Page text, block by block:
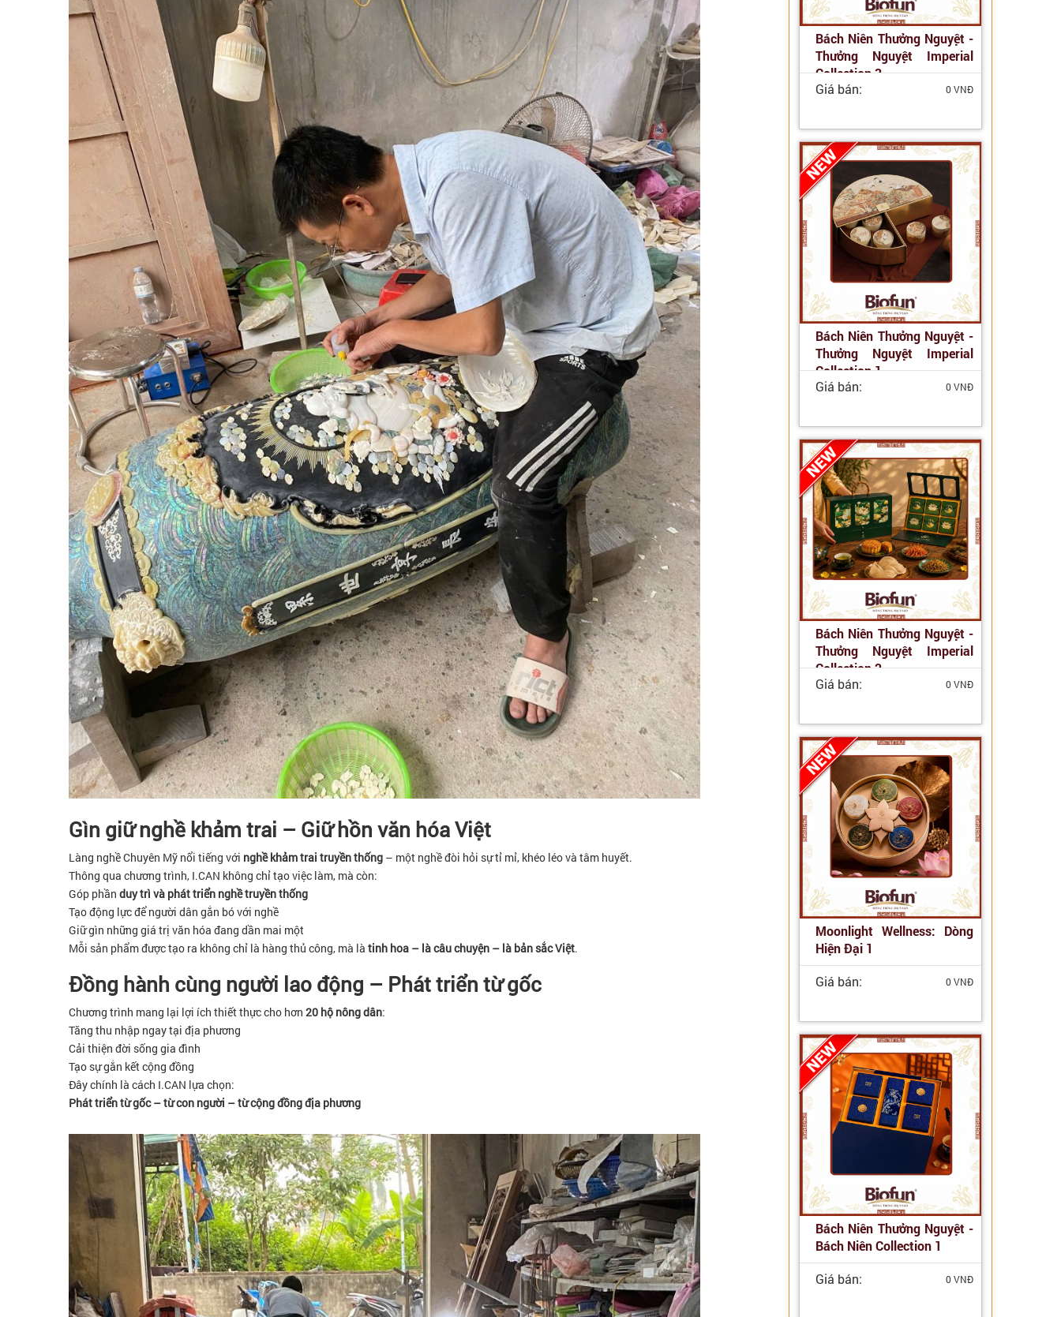
Gìn giữ nghề khảm trai – Giữ hồn văn hóa Việt
Làng nghề Chuyên Mỹ nổi tiếng với nghề khảm trai truyền thống – một nghề đòi hỏi sự tỉ mỉ, khéo léo và tâm huyết.
Thông qua chương trình, I.CAN không chỉ tạo việc làm, mà còn:
Góp phần duy trì và phát triển nghề truyền thống
Tạo động lực để người dân gắn bó với nghề
Giữ gìn những giá trị văn hóa đang dần mai một
Mỗi sản phẩm được tạo ra không chỉ là hàng thủ công, mà là tinh hoa – là câu chuyện – là bản sắc Việt.
Đồng hành cùng người lao động – Phát triển từ gốc
Chương trình mang lại lợi ích thiết thực cho hơn 20 hộ nông dân:
Tăng thu nhập ngay tại địa phương
Cải thiện đời sống gia đình
Tạo sự gắn kết cộng đồng
Đây chính là cách I.CAN lựa chọn:
Phát triển từ gốc – từ con người – từ cộng đồng địa phương
Bách Niên Thưởng Nguyệt -
Thưởng Nguyệt Imperial
Collection 3
Giá bán:
0 VNĐ
Bách Niên Thưởng Nguyệt -
Thưởng Nguyệt Imperial
Collection 1
Giá bán:
0 VNĐ
Bách Niên Thưởng Nguyệt -
Thưởng Nguyệt Imperial
Collection 2
Giá bán:
0 VNĐ
Moonlight Wellness: Dòng
Hiện Đại 1
Giá bán:
0 VNĐ
Bách Niên Thưởng Nguyệt -
Bách Niên Collection 1
Giá bán:
0 VNĐ